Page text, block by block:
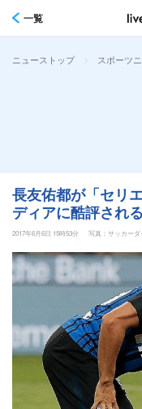
一覧
ニューストップ > スポーツ
長友佑都が「セリ
ディアに酷評される
2017年6月6日 15時53分
写真：サッカー